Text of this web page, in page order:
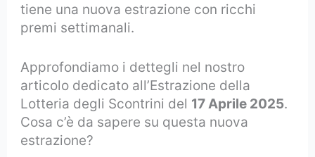
tiene una nuova estrazione con ricchi
premi settimanali.
Approfondiamo i dettegli nel nostro
articolo dedicato all’Estrazione della
Lotteria degli Scontrini del 17 Aprile 2025.
Cosa c’è da sapere su questa nuova
estrazione?